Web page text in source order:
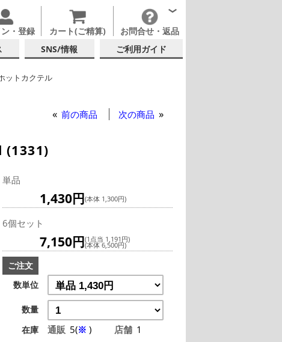
・登録 カート(ご精算) お問合せ・返品
SNS/情報 ご利用ガイド
ットカクテル
前の商品 次の商品
(1331)
単品
1,430円(本体 1,300円)
6個セット
7,150円(1点当 1,191円)
(本体 6,500円)
ご注文
数単位
数量
在庫
通販 5(※ ) 店舗 1